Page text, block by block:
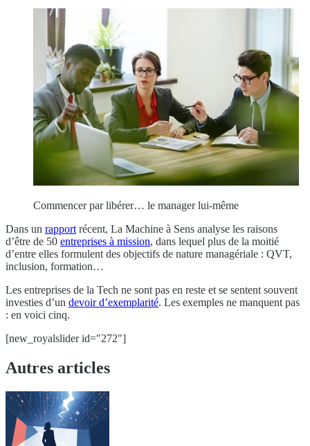
Commencer par libérer… le manager lui-même
Dans un rapport récent, La Machine à Sens analyse les raisons
d’être de 50 entreprises à mission, dans lequel plus de la moitié
d’entre elles formulent des objectifs de nature managériale : QVT,
inclusion, formation…
Les entreprises de la Tech ne sont pas en reste et se sentent souvent
investies d’un devoir d’exemplarité. Les exemples ne manquent pas
: en voici cinq.
[new_royalslider id="272"]
Autres articles